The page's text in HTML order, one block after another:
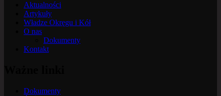
Aktualności
Artykuły
Władze Okręgu i Kół
O nas
Dokumenty
Kontakt
Dokumenty